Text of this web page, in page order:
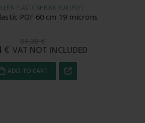
PLASTIC SHRINK FILM (POF)
POF 70 cm 15 microns
€ VAT NOT INCLUDED
ADD TO CART